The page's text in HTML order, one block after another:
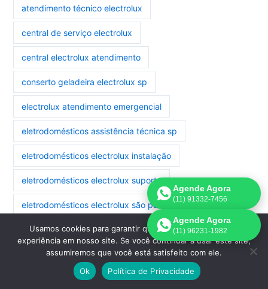
atendimento técnico electrolux
central de serviço electrolux
central electrolux atendimento
conserto geladeira electrolux sp
electrolux atendimento emergencial
eletrodomésticos assistência técnica sp
eletrodomésticos electrolux instalação
eletrodomésticos electrolux suporte
eletrodomésticos electrolux são paulo
eletrodomésticos manutenção electrolux
eletrodomésticos reparo electrolux
geladeira electrolux assistência são paulo
Agende Agora
(11) 91332-7456
Agende Agora
(11) 96231-1982
Usamos cookies para garantir que oferecemos a melhor
experiência em nosso site. Se você continuar a usar este site,
assumiremos que você está satisfeito com ele.
Ok
Política de Privacidade